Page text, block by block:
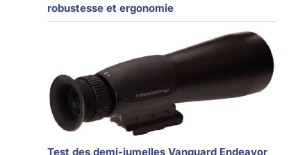
robustesse et ergonomie
Test des demi-jumelles Vanguard Endeavor